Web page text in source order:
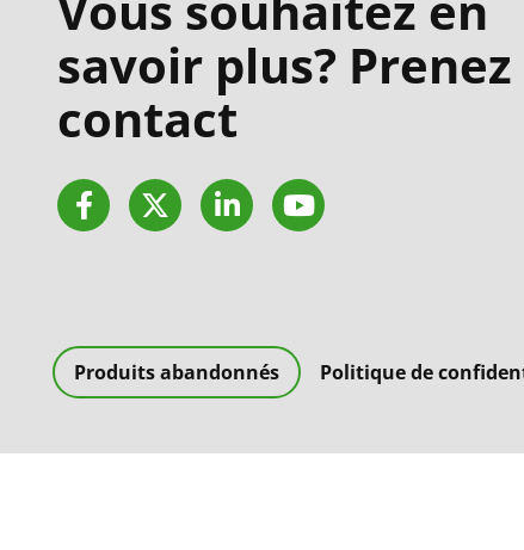
savoir plus? Prenez
contact
FacebookTwitter LinkedInYouTube
Produits abandonnés Politique de
Copyright 2026, Vivitek.